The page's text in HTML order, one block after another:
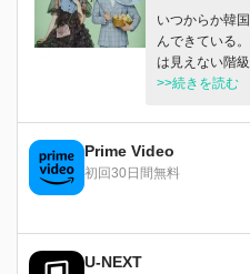
いつからか韓
んできている
は見えない階
階層はどう分
水準が高いこ
このドラマで
値観のどれも
女が廃業直前
ことのない互
る過程が描か
>>続きを読む
Prime Video
初回30日間無料
U-NEXT